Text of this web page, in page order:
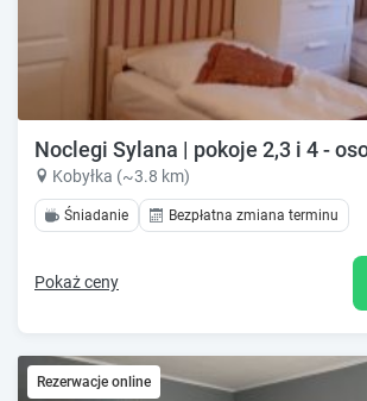
Noclegi Sylana | pokoje 2,3 i 4 -
Kobyłka (~3.8 km)
Śniadanie Bezpłatna zmiana terminu
Pokaż ceny
Rezerwacje online